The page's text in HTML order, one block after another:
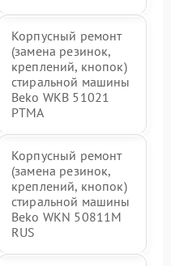
Корпусный ремонт
(замена резинок,
креплений, кнопок)
стиральной машины
Beko WKB 51021
PTМА
Корпусный ремонт
(замена резинок,
креплений, кнопок)
стиральной машины
Beko WKN 50811M
RUS